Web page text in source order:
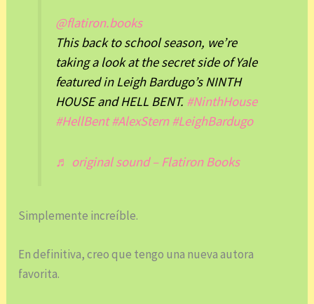
@flatiron.books
This back to school season, we’re
taking a look at the secret side of Yale
featured in Leigh Bardugo’s NINTH
HOUSE and HELL BENT. #NinthHouse
#HellBent #AlexStern #LeighBardugo
♬ original sound – Flatiron Books
Simplemente increíble.
En definitiva, creo que tengo una nueva autora
favorita.